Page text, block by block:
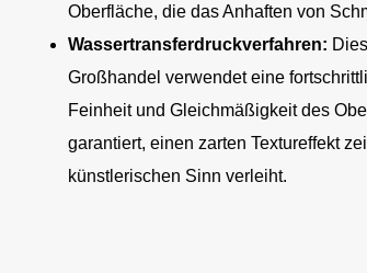
Oberfläche, die das Anhaften von
Wassertransferdruckverfahren:
Großhandel verwendet eine
Feinheit und Gleichmäßigkeit des
garantiert, einen zarten Textureffekt
künstlerischen Sinn verleiht.